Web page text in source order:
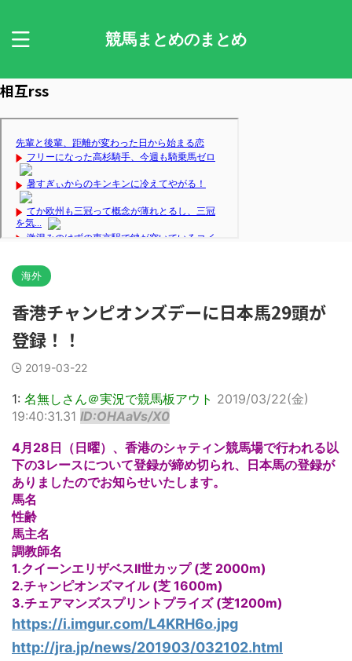
競馬まとめのまとめ
相互rss
海外
香港チャンピオンズデーに日本馬29頭が
登録！！
2019-03-22
1: 名無しさん＠実況で競馬板アウト 2019/03/22(金)
19:40:31.31 ID:OHAaVs/X0
4月28日（日曜）、香港のシャティン競馬場で行われる以
下の3レースについて登録が締め切られ、日本馬の登録が
ありましたのでお知らせいたします。
馬名
性齢
馬主名
調教師名
1.クイーンエリザベスII世カップ (芝 2000m)
2.チャンピオンズマイル (芝 1600m)
3.チェアマンズスプリントプライズ (芝1200m)
https://i.imgur.com/L4KRH6o.jpg
http://jra.jp/news/201903/032102.html